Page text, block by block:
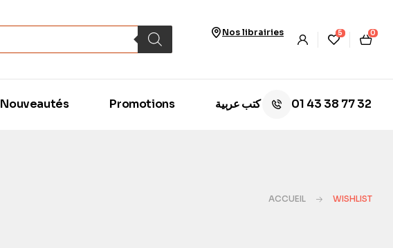
Nos librairies 5 0
Nouveautés Promotions كتب عربية 01 43 38 77 32
ACCUEIL WISHLIST